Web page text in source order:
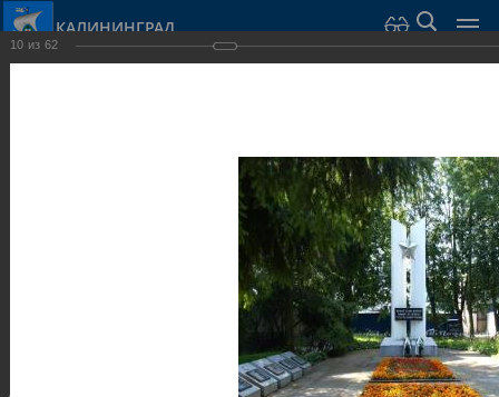
КАЛИНИНГРАД
Скульптуры и мемориалы
10 из 62